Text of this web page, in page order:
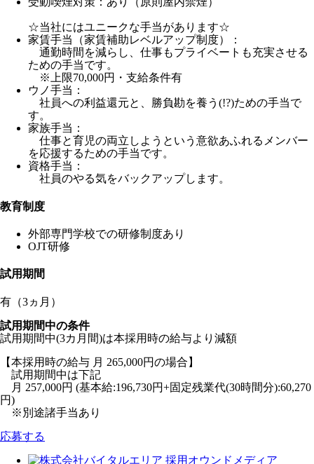
☆当社にはユニークな手当があります☆
家賃手当（家賃補助レベルアップ制度）：
通勤時間を減らし、仕事もプライベートも充実させる
ための手当です。
※上限70,000円・支給条件有
ウノ手当：
社員への利益還元と、勝負勘を養う(!?)ための手当で
す。
家族手当：
仕事と育児の両立しようという意欲あふれるメンバー
を応援するための手当です。
資格手当：
社員のやる気をバックアップします。
教育制度
外部専門学校での研修制度あり
OJT研修
試用期間
有（3ヵ月）
試用期間中の条件
試用期間中(3カ月間)は本採用時の給与より減額
【本採用時の給与 月 265,000円の場合】
試用期間中は下記
月 257,000円 (基本給:196,730円+固定残業代(30時間分):60,270
円)
※別途諸手当あり
応募する